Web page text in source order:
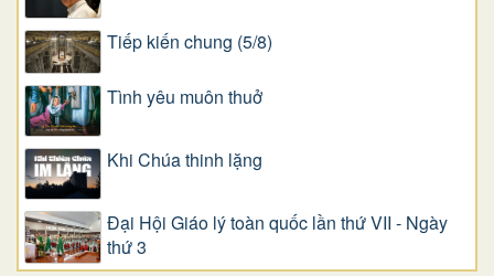
Tiếp kiến chung (5/8)
Tình yêu muôn thuở
Khi Chúa thinh lặng
Đại Hội Giáo lý toàn quốc lần thứ VII - Ngày
thứ 3